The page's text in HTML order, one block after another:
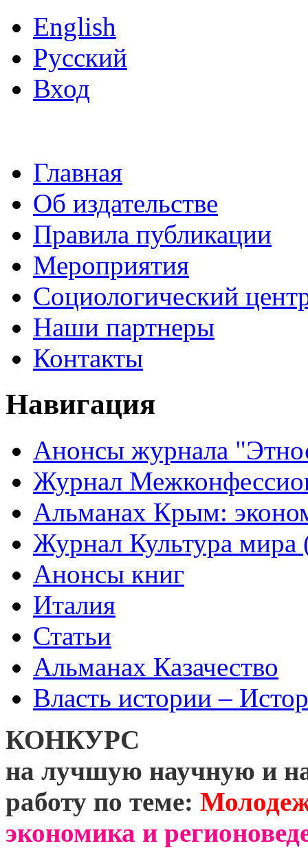
English
Русский
Вход
Главная
Об издательстве
Правила публикации
Мероприятия
Социологический
Наши партнеры
Контакты
Навигация
Анонсы журнала
Журнал
Альманах Крым:
Журнал Культура
Анонсы книг
Италия
Статьи
Альманах Казачество
Власть истории –
КОНКУРС
на лучшую научную и
работу по теме:
экономика и